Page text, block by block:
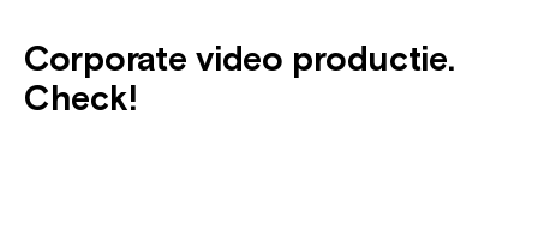
Corporate video productie.
Check!